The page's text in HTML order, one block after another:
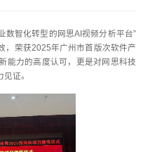
数智化转型的网思AI视频分析平台”
，荣获2025年广州市首版次软件产
能力的高度认可，更是对网思科技
证。